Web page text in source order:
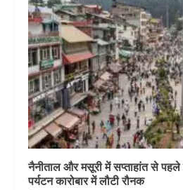
नैनीताल और मसूरी में सप्ताहांत से पहले
पर्यटन कारोबार में लौटी रौनक